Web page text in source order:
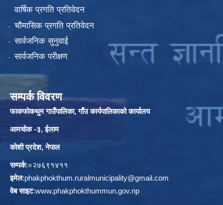
वार्षिक प्रगति प्रतिवेदन
चौमासिक प्रगति प्रतिवेदन
सार्वजनिक सुनुवाई
सार्वजनिक परीक्षण
सम्पर्क विवरण
फाकफोकथुम गाउँपालिका, गाँउ कार्यपालिकाको कार्यालय
आमचोक -३, ईलाम
कोशी प्रदेश, नेपाल
सम्पर्क:०२७६९१४११
इमेल:phakphokthum.ruralmunicipality@gmail.com
वेब साइट:www.phakphokthummun.gov.np